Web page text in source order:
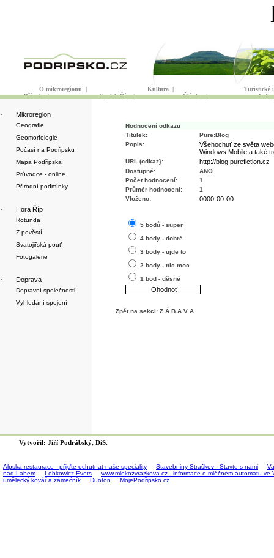
O mikroregionu | Kultura |
Turistické
Příroda| Spolek Říp| Články|
· Mikroregion
Geografie
Geomorfologie
Počasí na Podřipsku
Mapa Podřipska
Průvodce - online
Přírodní podmínky
· Hora Říp
Rotunda
Z pověstí
Svatojiřská pouť
Fotogalerie
· Doprava
Dopravní společnosti
Vyhledání spojení
Hodnocení odkazu
Titulek:
Pure:Blog
Popis:
Všehochuť ze světa
Windows Mobile a také
URL (odkaz}: http://blog.purefiction.cz
Dostupné:
ANO
Počet hodnocení:
1
Průměr hodnocení:
1
Vloženo:
0000-00-00
5 bodů - super
4 body - dobré
3 body - ujde to
2 body - nic moc
1 bod - děsné
Zpět na sekci: Z Á B A V A.
Vytvořil: Jiří Podrábský, DiS.
Alpská restaurace - přijďte ochutnat naše speciality Stavebniny Straškov - Stavte s námi
nad Labem
Lobkowicz Evets
www.mlekozvrazkova.cz - informace o mléčném automatu
umělecký kovář a zámečník
Duoton MojePodřipsko.cz